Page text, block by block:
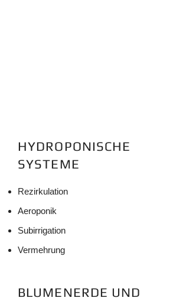
HYDROPONISCHE
SYSTEME
Rezirkulation
Aeroponik
Subirrigation
Vermehrung
BLUMENERDE UND